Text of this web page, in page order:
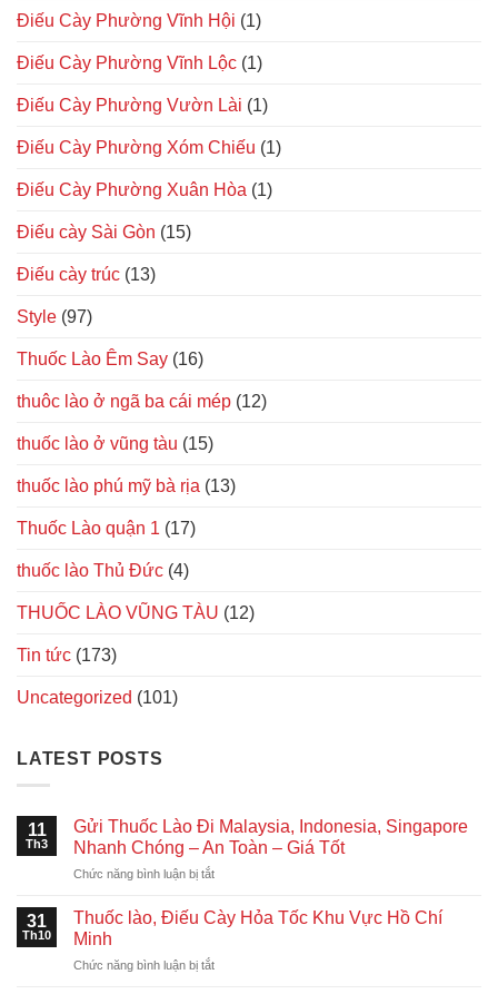
Điếu Cày Phường Vĩnh Hội (1)
Điếu Cày Phường Vĩnh Lộc (1)
Điếu Cày Phường Vườn Lài (1)
Điếu Cày Phường Xóm Chiếu (1)
Điếu Cày Phường Xuân Hòa (1)
Điếu cày Sài Gòn (15)
Điếu cày trúc (13)
Style (97)
Thuốc Lào Êm Say (16)
thuôc lào ở ngã ba cái mép (12)
thuốc lào ở vũng tàu (15)
thuốc lào phú mỹ bà rịa (13)
Thuốc Lào quận 1 (17)
thuốc lào Thủ Đức (4)
THUỐC LÀO VŨNG TÀU (12)
Tin tức (173)
Uncategorized (101)
LATEST POSTS
11
Th3
Gửi Thuốc Lào Đi Malaysia, Indonesia, Singapore
Nhanh Chóng – An Toàn – Giá Tốt
Chức năng bình luận bị tắtở
Thuốc
Lào
Malaysia,
31
Th10
Thuốc lào, Điếu Cày Hỏa Tốc Khu Vực Hồ Chí
Minh
Chức năng bình luận bị tắtở